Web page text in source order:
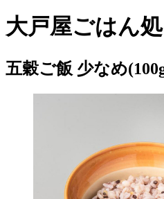
大戸屋ごはん
五穀ご飯 少なめ